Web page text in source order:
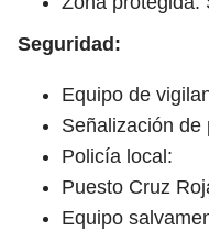
Seguridad:
Equipo de
Señalización de
Policía local:
Puesto Cruz
Equipo